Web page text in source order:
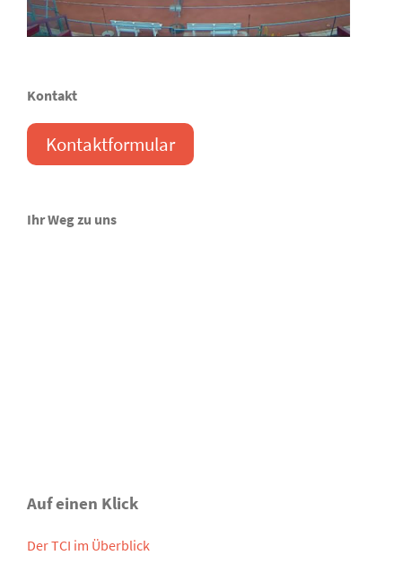
Kontakt
Kontaktformular
Ihr Weg zu uns
Auf einen Klick
Der TCI im Überblick